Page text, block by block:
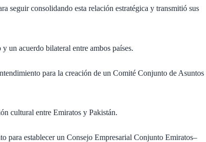
seguir consolidando esta relación estratégica y transmitió sus
un acuerdo bilateral entre ambos países.
para la creación de un Comité Conjunto de Asuntos
cultural entre Emiratos y Pakistán.
para establecer un Consejo Empresarial Conjunto Emiratos–